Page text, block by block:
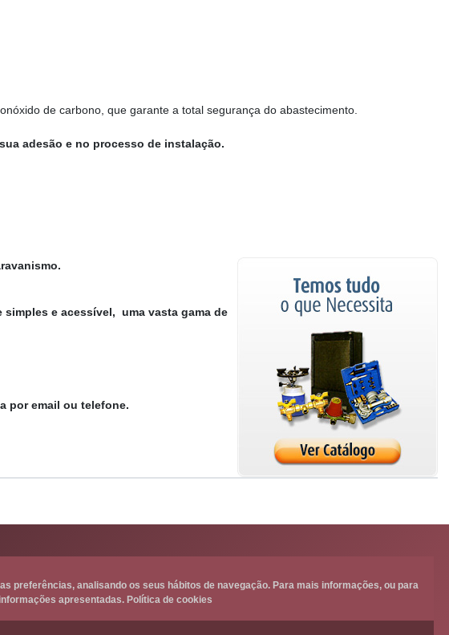
de carbono, que garante a total segurança do abastecimento.
adesão e no processo de instalação.
e acessível, uma vasta gama de
por email ou telefone.
analisando os seus hábitos de navegação. Para mais informações, ou para
apresentadas. Política de cookies